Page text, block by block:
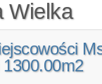
Wielka